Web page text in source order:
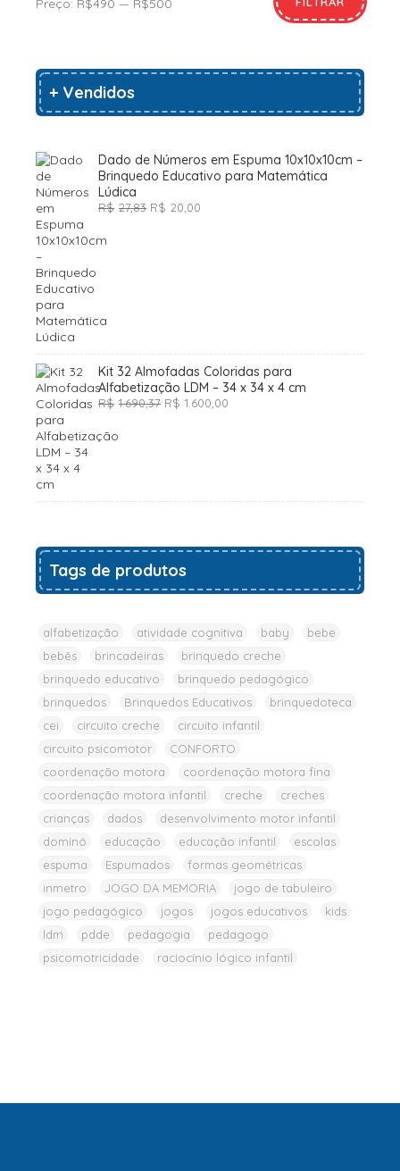
Preço: R$490 — R$500
+ Vendidos
Dado de Números em Espuma 10x10x10cm –
Brinquedo Educativo para Matemática
Lúdica
R$ 27,83 O
R$ 20,00
Kit 32 Almofadas Coloridas para
Alfabetização LDM – 34 x 34 x 4 cm
R$ 1.690,37 O
R$ 1.600,00
Tags de produtos
alfabetização atividade cognitiva baby
bebe
bebês
brincadeiras
brinquedo creche
brinquedo educativo
brinquedo pedagógico
brinquedos
Brinquedos Educativos
brinquedoteca
cei
circuito creche
circuito infantil
circuito psicomotor
CONFORTO
coordenação motora
coordenação motora fina
coordenação motora infantil
creche
creches
crianças
dados
desenvolvimento motor infantil
dominó
educação educação infantil
escolas
espuma
Espumados
formas geométricas
inmetro
JOGO DA MEMORIA
jogo de tabuleiro
jogo pedagógico
jogos jogos educativos
kids
ldm
pdde pedagogia
pedagogo
psicomotricidade
raciocínio lógico infantil